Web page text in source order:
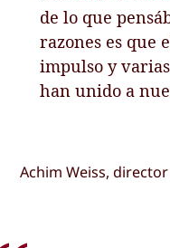
de lo que
razones es que
impulso y
han unido a
Achim Weiss,